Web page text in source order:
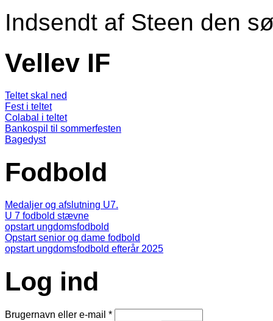
Indsendt af Steen den
Vellev IF
Teltet skal ned
Fest i teltet
Colabal i teltet
Bankospil til sommerfesten
Bagedyst
Fodbold
Medaljer og afslutning U7.
U 7 fodbold stævne
opstart ungdomsfodbold
Opstart senior og dame fodbold
opstart ungdomsfodbold efterår 2025
Log ind
Brugernavn eller e-mail *